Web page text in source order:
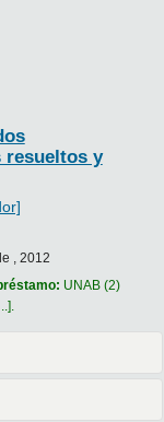
resueltos y
, 2012
UNAB(2)
.